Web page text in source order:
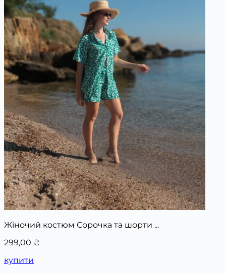
Жіночий костюм Сорочка та шорти ...
299,00 ₴
купити